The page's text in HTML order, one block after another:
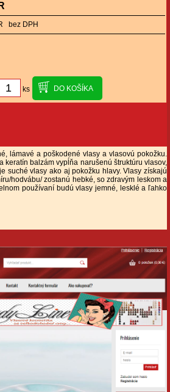
bez DPH
ks
lámavé a poškodené vlasy a vlasovú pokožku.
keratín balzám vypĺňa narušenú štruktúru vlasov,
suché vlasy ako aj pokožku hlavy. Vlasy získajú
hodvábu/ zostanú hebké, so zdravým leskom a
používaní budú vlasy jemné, lesklé a ľahko